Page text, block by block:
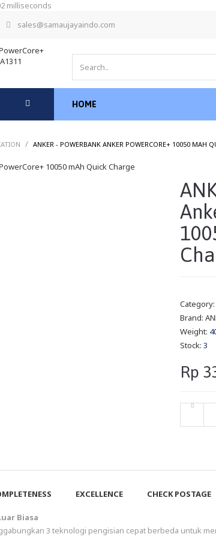
milliseconds
sales@samaujayaindo.com
HOME
/ ANKER - POWERBANK ANKER POWERCORE+ 10050 MAH
Category:
Brand:
Weight:
Stock: 3
Rp
EXCELLENCE CHECK POSTAGE
Biasa
3 teknologi pengisian cepat berbeda untuk